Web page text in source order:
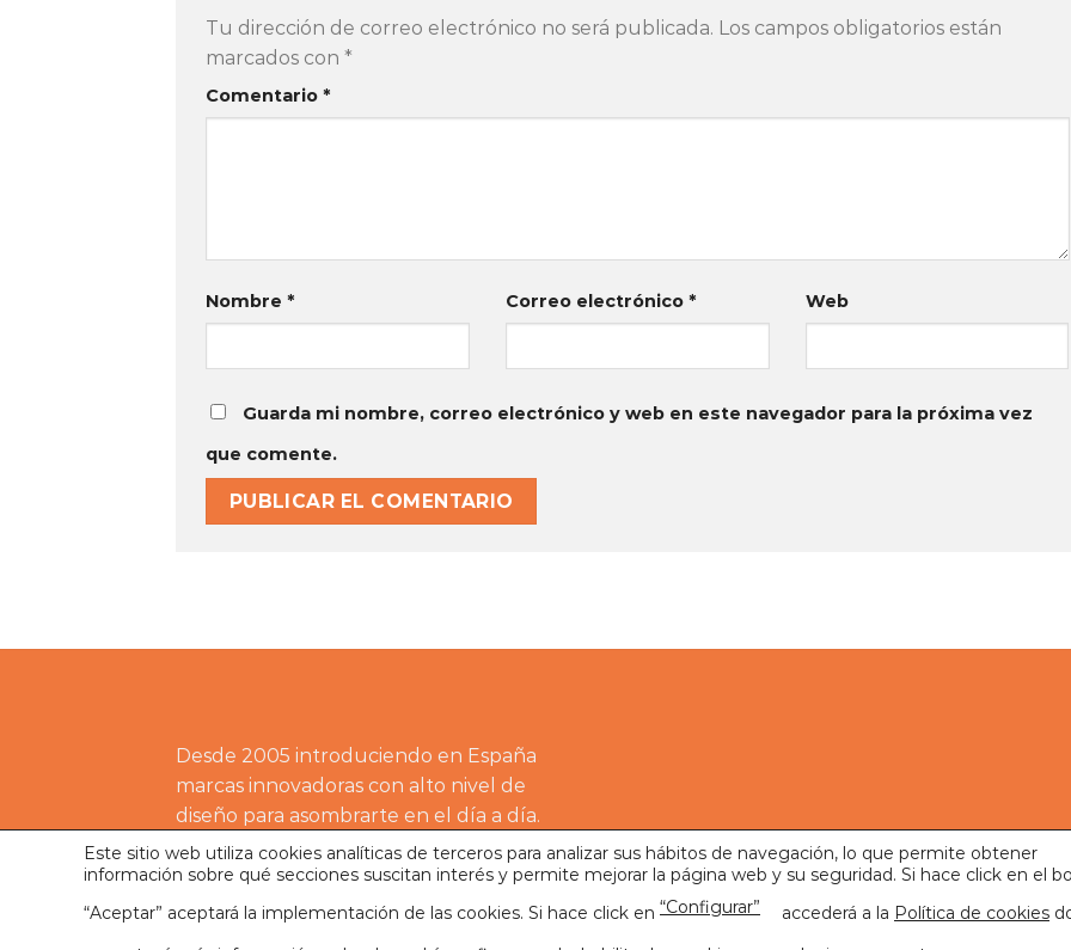
Tu dirección de correo electrónico no será publicada. Los campos obligatorios están
marcados con *
Comentario *
Nombre * Correo electrónico * Web
Guarda mi nombre, correo electrónico y web en este navegador para la próxima vez
que comente.
Desde 2005 introduciendo en España
marcas innovadoras con alto nivel de
diseño para asombrarte en el día a día.​
AVISO LEGAL POLÍTICA DE COOKIES POLÍTICA DE PRIVACIDAD POLÍTICA DE DEVOLUCIONES
Laborde Brothers Adventures S.L
Este sitio web utiliza cookies analíticas de terceros para analizar sus hábitos de navegación, lo que permite obtener
información sobre qué secciones suscitan interés y permite mejorar la página web y su seguridad. Si hace click en el
“Aceptar” aceptará la implementación de las cookies. Si hace click en “Configurar” accederá a la Política de cookies